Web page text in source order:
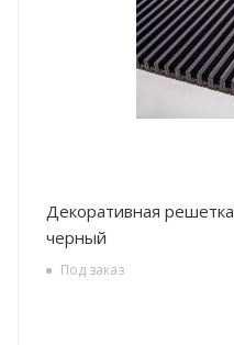
Декоративная решетка RRA ELIT 350-3300 цвет
черный
Под заказ